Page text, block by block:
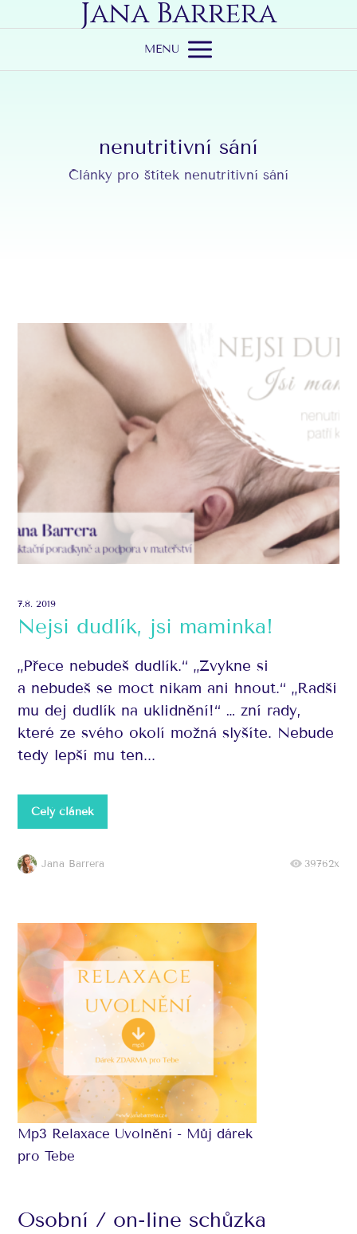
Jana Barrera
MENU
nenutritivní sání
Články pro štítek nenutritivní sání
7.8. 2019
Nejsi dudlík, jsi maminka!
„Přece nebudeš dudlík.“ „Zvykne si
a nebudeš se moct nikam ani hnout.“ „Radši
mu dej dudlík na uklidnění!“ … zní rady,
které ze svého okolí možná slyšíte. Nebude
tedy lepší mu ten...
Celý článek
Jana Barrera 39762x
Mp3 Relaxace Uvolnění - Můj dárek
pro Tebe
Osobní / on-line schůzka